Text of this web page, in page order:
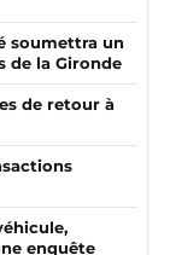
soumettra un
de la Gironde
de retour à
enquête